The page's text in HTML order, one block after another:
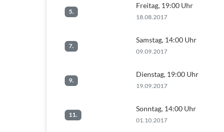
5.
Freitag, 19:00 Uhr
18.08.2017
7.
Samstag, 14:00 Uhr
09.09.2017
9.
Dienstag, 19:00 Uhr
19.09.2017
11.
Sonntag, 14:00 Uhr
01.10.2017